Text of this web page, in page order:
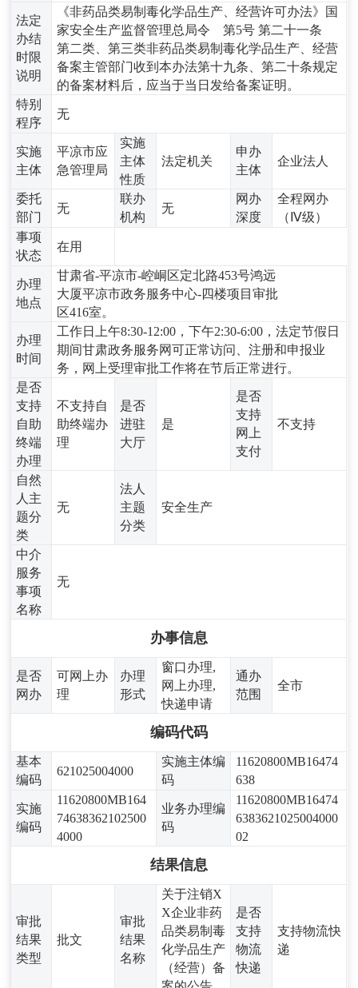
法定
办结
时限
说明
《非药品类易制毒化学品生产、经营许可办法》国
家安全生产监督管理总局令 第5号 第二十一条
第二类、第三类非药品类易制毒化学品生产、经营
备案主管部门收到本办法第十九条、第二十条规定
的备案材料后，应当于当日发给备案证明。
特别
程序
无
实施
主体
平凉市应
急管理局
实施
主体
性质
法定机关
申办
主体
企业法人
委托
部门
无
联办
机构
无
网办
深度
全程网办
（Ⅳ级）
事项
状态
在用
办理
地点
甘肃省-平凉市-崆峒区定北路453号鸿远
大厦平凉市政务服务中心-四楼项目审批
区416室。
办理
时间
工作日上午8:30-12:00，下午2:30-6:00，法定节假日
期间甘肃政务服务网可正常访问、注册和申报业
务，网上受理审批工作将在节后正常进行。
是否
支持
自助
终端
办理
不支持自
助终端办
理
是否
进驻
大厅
是
是否
支持
网上
支付
不支持
自然
人主
题分
类
无
法人
主题
分类
安全生产
中介
服务
事项
名称
无
办事信息
是否
网办
可网上办
理
办理
形式
窗口办理,
网上办理,
快递申请
通办
范围
全市
编码代码
基本
编码
621025004000
实施主体编
码
11620800MB16474
638
实施
编码
11620800MB164
74638362102500
4000
业务办理编
码
11620800MB16474
6383621025004000
02
结果信息
审批
结果
类型
批文
审批
结果
名称
关于注销X
X企业非药
品类易制毒
化学品生产
（经营）备
是否
支持
物流
快递
支持物流快
递